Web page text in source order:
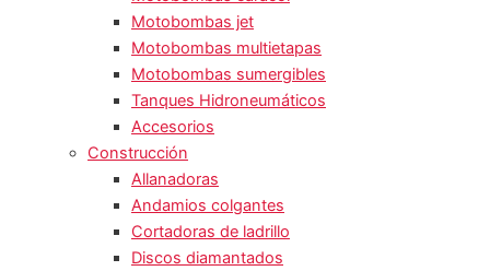
Motobombas jet
Motobombas multietapas
Motobombas sumergibles
Tanques Hidroneumáticos
Accesorios
Construcción
Allanadoras
Andamios colgantes
Cortadoras de ladrillo
Discos diamantados